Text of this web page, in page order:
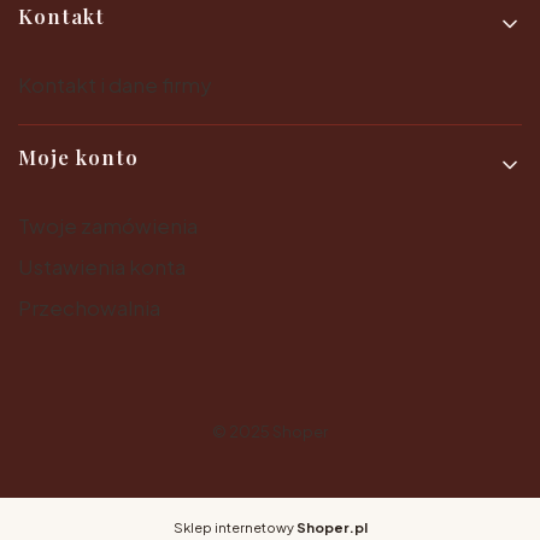
Kontakt
Moje konto
Sklep internetowy Shoper.pl